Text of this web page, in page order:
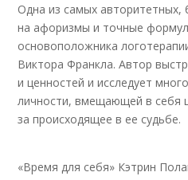
Одна из самых авторитетных,
на афоризмы и точные
основоположника
Виктора Франкла. Автор
и ценностей и исследует
личности, вмещающей в себя
за происходящее в ее судьбе.
«Время для себя» Кэтрин